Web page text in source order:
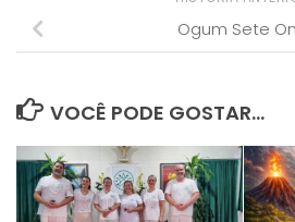
Ogum Sete
VOCÊ PODE GOSTAR...